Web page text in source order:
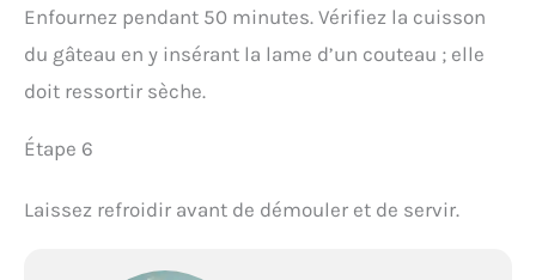
Enfournez pendant 50 minutes. Vérifiez la cuisson
du gâteau en y insérant la lame d’un couteau ; elle
doit ressortir sèche.
Étape 6
Laissez refroidir avant de démouler et de servir.